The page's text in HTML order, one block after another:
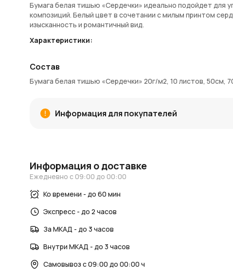
Бумага белая тишью «Сердечки» идеально подойдет для
композиций. Белый цвет в сочетании с милым принтом
изысканность и романтичный вид.
Характеристики:
Арт.: PAPER D02
Длина: 50 см
Материал: бумага
Подходит для упаковки подарков, создания букетов
мероприятий
Легкость в использовании и стильный вид, который
AzaliaNow обеспечивает
быструю доставку по Москве и
покупок используйте
Читайте полезные статьи о флористике и декоре в нашем
Новости AzaliaNow
Эта бумага станет идеальным дополнением к любому
Состав
Бумага белая тишью «Сердечки» 20г/м2, 10 листов, 50см,
Информация для покупателей
Информация о доставке
Ежедневно с 09:00 до 00:00
Ко времени - до 60 мин
Экспресс - до 2 часов
За МКАД - до 3 часов
Внутри МКАД - до 3 часов
Самовывоз с 09:00 до 00:00 ч